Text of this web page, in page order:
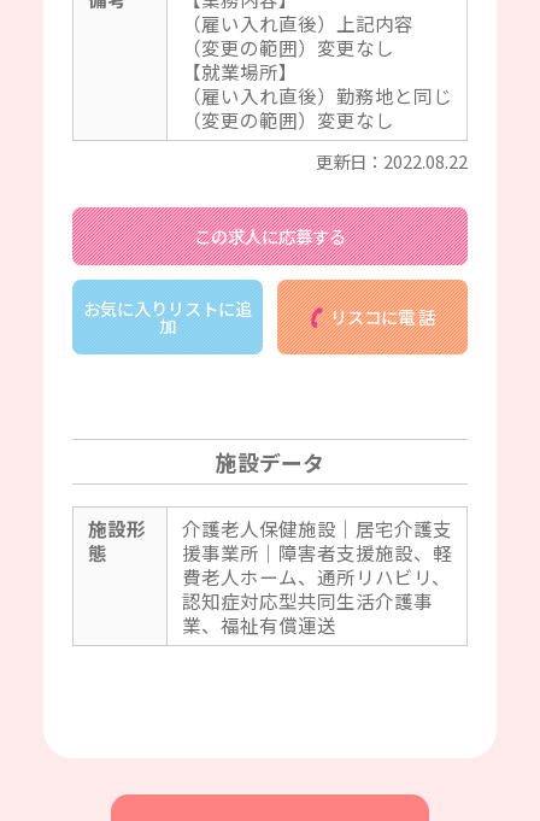
（雇い入れ直後）上記内容
（変更の範囲）変更なし
【就業場所】
（雇い入れ直後）勤務地と同じ
（変更の範囲）変更なし
更新日：2022.08.22
この求人に応募する
お気に入りリストに追
加 リスコに電 話
施設データ
施設形
態
介護老人保健施設｜居宅介護支
援事業所｜障害者支援施設、軽
費老人ホーム、通所リハビリ、
認知症対応型共同生活介護事
業、福祉有償運送